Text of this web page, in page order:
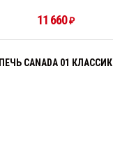
11 660₽
ПЕЧЬ CANADA 01 КЛАССИК